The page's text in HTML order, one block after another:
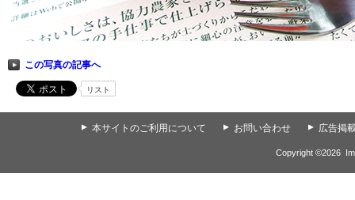
この写真の記事へ
リスト
▲ 本サイトのご利用について ▲ お問い合わせ ▲ 広告掲
Copyright ©2026